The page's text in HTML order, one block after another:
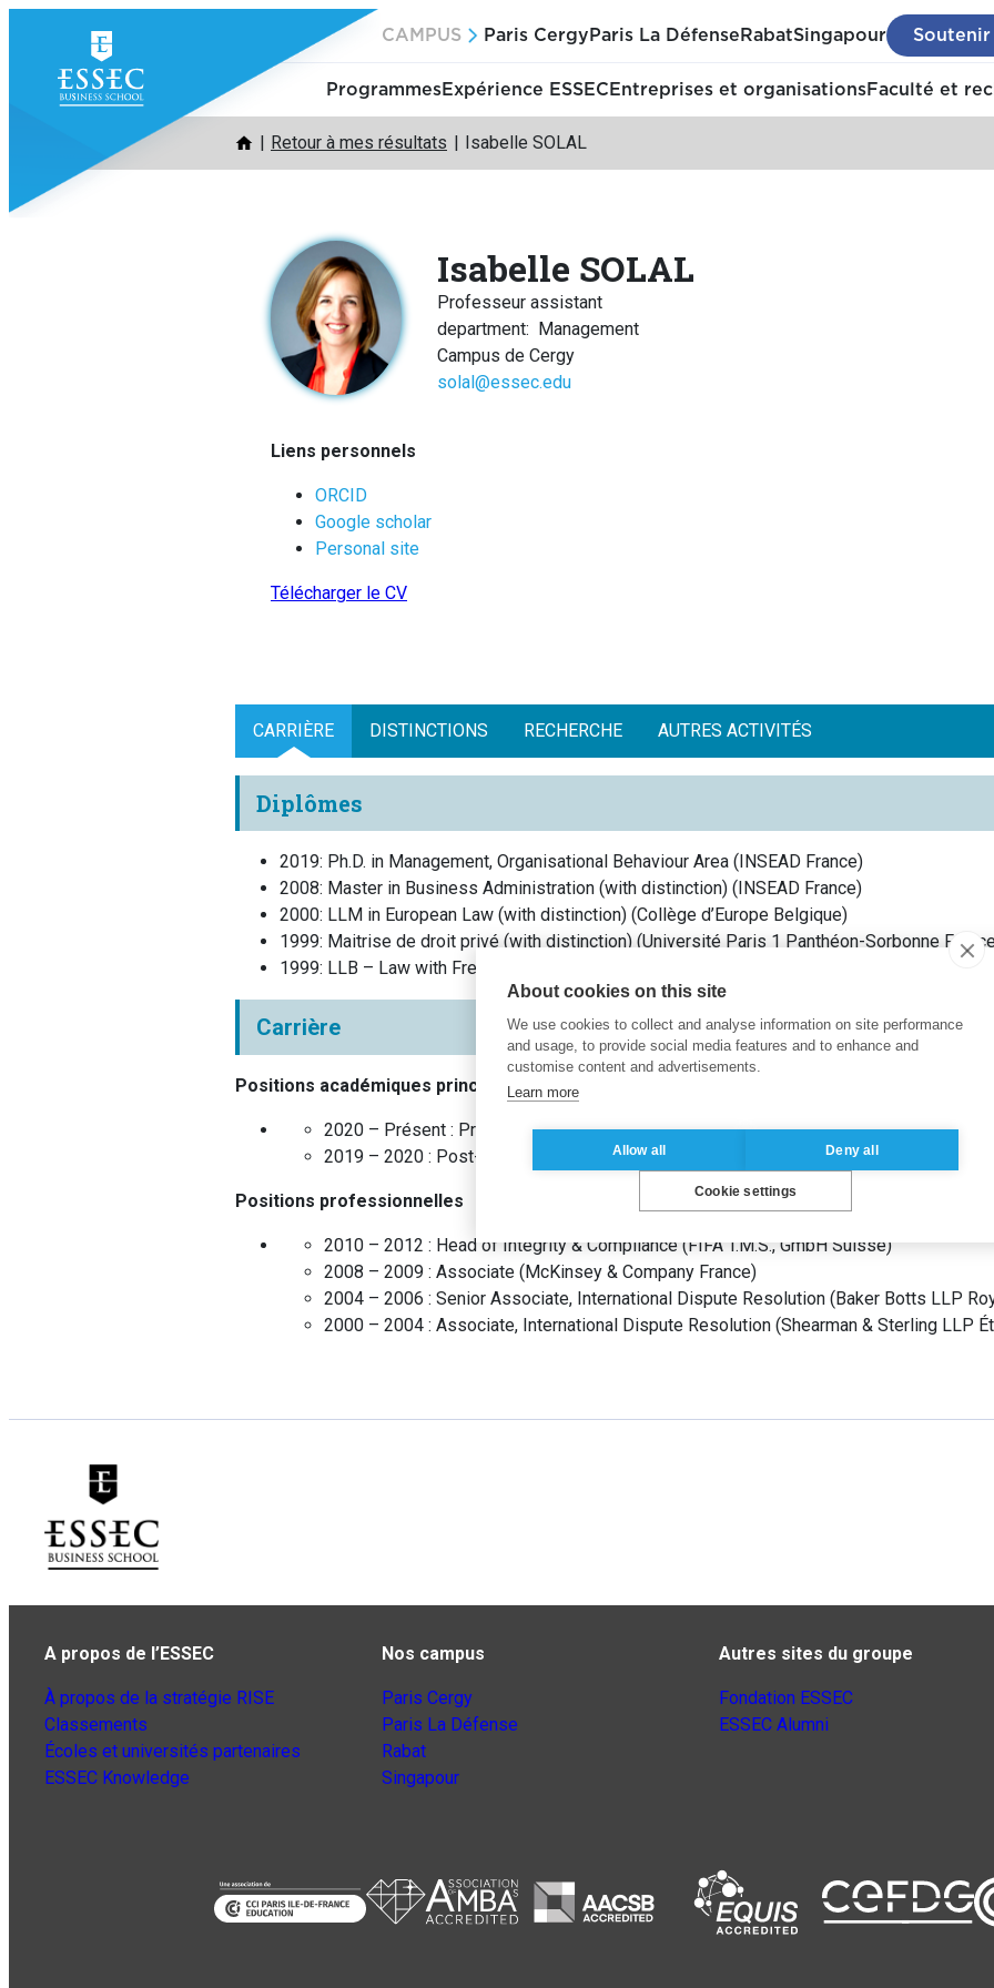
contenu
CAMPUS Paris Cergy Paris La Défense RabatSingapour Soutenir
ProgrammesExpérience ESSEC Entreprises et organisationsFaculté et
Retour à mes résultats Isabelle SOLAL
Isabelle SOLAL
Professeur assistant
department: Management
Campus de Cergy
solal@essec.edu
Liens personnels
ORCID
Google scholar
Personal site
Télécharger le CV
CARRIÈRE DISTINCTIONS RECHERCHE AUTRES ACTIVITÉS
Diplômes
2019: Ph.D. in Management, Organisational Behaviour Area (INSEAD France)
2008: Master in Business Administration (with distinction) (INSEAD France)
2000: LLM in European Law (with distinction) (Collège d’Europe Belgique)
1999: Maitrise de droit privé (with distinction) (Université Paris 1 Panthéon-Sorbonne
1999: LLB – Law with French law (upper second class honors)
Carrière
Positions académiques principales
2020 – Présent : Professeur assistant (ESSEC Business School France)
2019 – 2020 : Post-Doctorant INSEAD France
Positions professionnelles
2010 – 2012 : Head of Integrity & Compliance (FIFA T.M.S., GmbH Suisse)
2008 – 2009 : Associate (McKinsey & Company France)
2004 – 2006 : Senior Associate, International Dispute Resolution (Baker Botts LLP
2000 – 2004 : Associate, International Dispute Resolution (Shearman & Sterling LLP
A propos de l’ESSEC
À propos de la stratégie RISE
Classements
Écoles et universités partenaires
ESSEC Knowledge
Nos campus
Paris Cergy
Paris La Défense
Rabat
Singapour
Autres sites du groupe
Fondation ESSEC
ESSEC Alumni
About cookies on this site
We use cookies to collect and analyse information on site performance
and usage, to provide social media features and to enhance and
customise content and advertisements.
Learn more
Allow all Deny all
Cookie settings